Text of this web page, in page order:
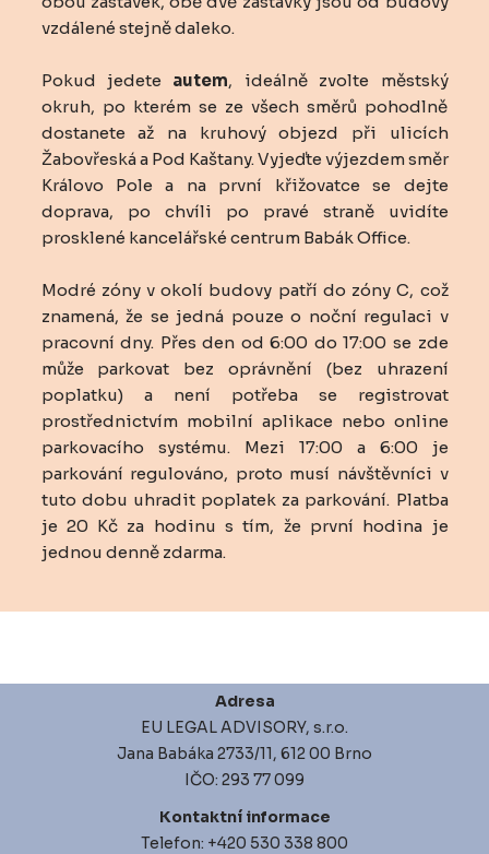
vzdálené stejně daleko.
Pokud jedete autem, ideálně zvolte městský
okruh, po kterém se ze všech směrů pohodlně
dostanete až na kruhový objezd při ulicích
Žabovřeská a Pod Kaštany. Vyjeďte výjezdem směr
Královo Pole a na první křižovatce se dejte
doprava, po chvíli po pravé straně uvidíte
prosklené kancelářské centrum Babák Office.
Modré zóny v okolí budovy patří do zóny C, což
znamená, že se jedná pouze o noční regulaci v
pracovní dny. Přes den od 6:00 do 17:00 se zde
může parkovat bez oprávnění (bez uhrazení
poplatku) a není potřeba se registrovat
prostřednictvím mobilní aplikace nebo online
parkovacího systému. Mezi 17:00 a 6:00 je
parkování regulováno, proto musí návštěvníci v
tuto dobu uhradit poplatek za parkování. Platba
je 20 Kč za hodinu s tím, že první hodina je
jednou denně zdarma.
Adresa
EU LEGAL ADVISORY, s.r.o.
Jana Babáka 2733/11, 612 00 Brno
IČO: 293 77 099
Kontaktní informace
Telefon: +420 530 338 800